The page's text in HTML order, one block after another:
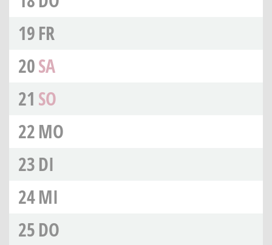
19FR
20SA
21 SO
22MO
23DI
24MI
25DO